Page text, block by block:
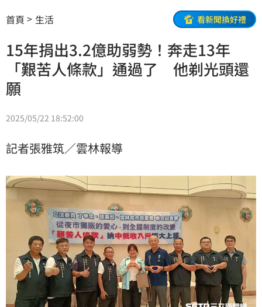
首頁 生活 看新聞換好禮
15年捐出3.2億助弱勢！奔走13年
「艱苦人條款」通過了 他剃光頭還
願
2025/05/22 18:52:00
記者張雅筑／雲林報導